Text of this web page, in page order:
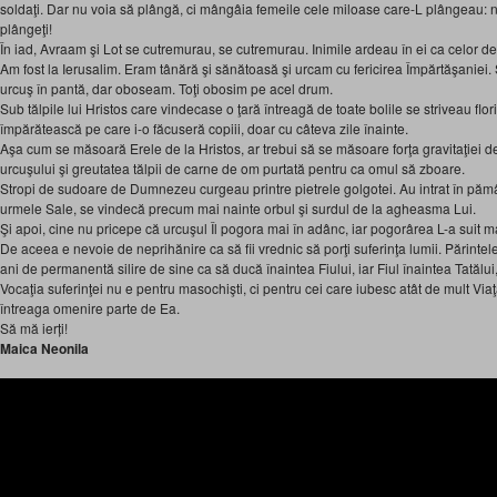
soldaţi. Dar nu voia să plângă, ci mângâia femeile cele miloase care-L plângeau:
plângeţi!
În iad, Avraam şi Lot se cutremurau, se cutremurau. Inimile ardeau în ei ca celor
Am fost la Ierusalim. Eram tânără şi sănătoasă şi urcam cu fericirea
urcuş în pantă, dar oboseam. Toţi obosim pe acel drum.
Sub tălpile lui Hristos care vindecase o ţară întreagă de toate bolile se striveau
împărătească pe care i-o făcuseră copiii, doar cu câteva zile înainte.
Aşa cum se măsoară Erele de la Hristos, ar trebui să se măsoare forţa gravitaţiei
urcuşului şi greutatea tălpii de carne de om purtată pentru ca omul să zboare.
Stropi de sudoare de Dumnezeu curgeau printre pietrele golgotei. Au intrat în
urmele Sale, se vindecă precum mai nainte orbul şi surdul de la agheasma Lui.
Şi apoi, cine nu pricepe că urcuşul Îl pogora mai în adânc, iar pogorârea L-a suit
De aceea e nevoie de neprihănire ca să fii vrednic să porţi suferinţa lumii.
ani de permanentă silire de sine ca să ducă înaintea Fiului, iar Fiul înaintea
Vocaţia suferinţei nu e pentru masochişti, ci pentru cei care iubesc atât de mult
întreaga omenire parte de Ea.
Să mă ierți!
Maica Neonila